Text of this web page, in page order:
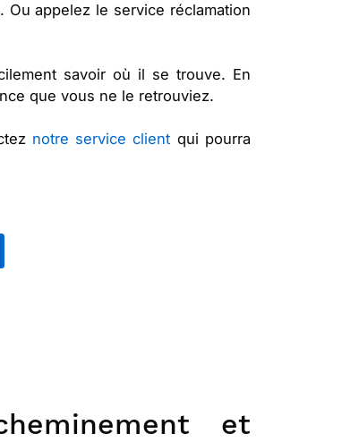
appelez le service réclamation
savoir où il se trouve. En
que vous ne le retrouviez.
notre service client qui pourra
et